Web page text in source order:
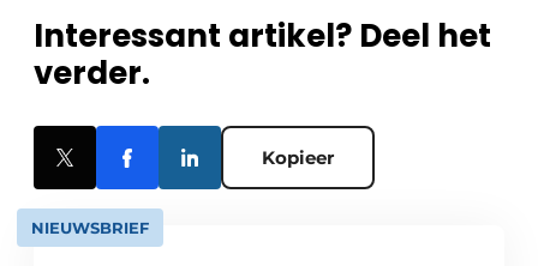
Interessant artikel? Deel het
verder.
Kopieer
NIEUWSBRIEF